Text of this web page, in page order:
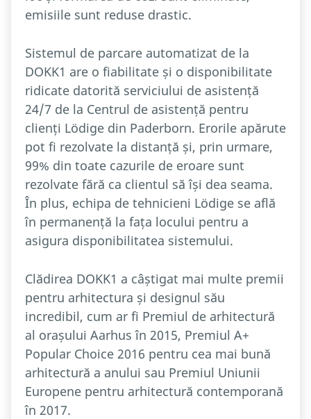
emisiile sunt reduse drastic.
Sistemul de parcare automatizat de la
DOKK1 are o fiabilitate și o disponibilitate
ridicate datorită serviciului de asistență
24/7 de la Centrul de asistență pentru
clienți Lödige din Paderborn. Erorile apărute
pot fi rezolvate la distanță și, prin urmare,
99% din toate cazurile de eroare sunt
rezolvate fără ca clientul să își dea seama.
În plus, echipa de tehnicieni Lödige se află
în permanență la fața locului pentru a
asigura disponibilitatea sistemului.
Clădirea DOKK1 a câștigat mai multe premii
pentru arhitectura și designul său
incredibil, cum ar fi Premiul de arhitectură
al orașului Aarhus în 2015, Premiul A+
Popular Choice 2016 pentru cea mai bună
arhitectură a anului sau Premiul Uniunii
Europene pentru arhitectură contemporană
în 2017.